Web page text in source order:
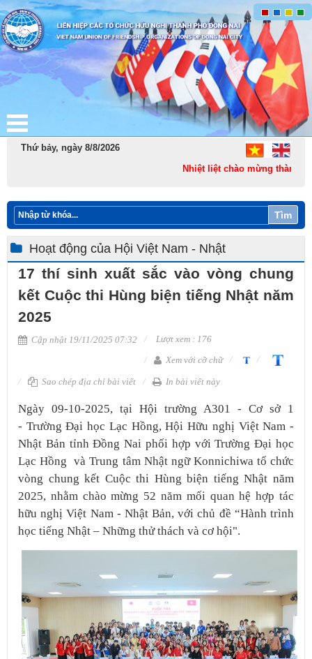
Thứ bảy, ngày 8/8/2026
Nhiệt liệt chào mừng thành lập
Tìm
Hoạt động của Hội Việt Nam - Nhật
17 thí sinh xuất sắc vào vòng chung
kết Cuộc thi Hùng biện tiếng Nhật năm
2025
Cập nhật 19/11/2025 07:32
Lượt xem : 176
Xem với cỡ chữ
Sao chép địa chỉ bài viết In bài viết này
​Ngày 09-10-2025, tại Hội trường A301 - Cơ sở 1
- Trường Đại học Lạc Hồng, Hội Hữu nghị Việt Nam -
Nhật Bản tỉnh Đồng Nai phối hợp với Trường Đại học
Lạc Hồng và Trung tâm Nhật ngữ Konnichi​wa tổ chức
vòng chung kết Cuộc thi Hùng biện tiếng Nhật năm
2025, nhằm chào mừng 52 năm mối quan hệ hợp tác
hữu nghị Việt Nam - Nhật Bản, với chủ đề “Hành trình
học tiếng Nhật – Những thử thách và cơ hội".